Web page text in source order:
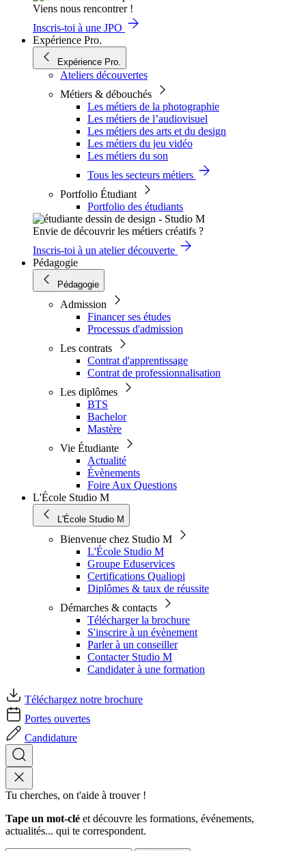
Viens nous rencontrer !
Inscris-toi à une JPO
Expérience Pro.
Expérience Pro.
Ateliers découvertes
Métiers & débouchés
Les métiers de la photographie
Les métiers de l’audiovisuel
Les métiers des arts et du design
Les métiers du jeu vidéo
Les métiers du son
Tous les secteurs métiers
Portfolio Étudiant
Portfolio des étudiants
Envie de découvrir les métiers créatifs ?
Inscris-toi à un atelier découverte
Pédagogie
Pédagogie
Admission
Financer ses études
Processus d'admission
Les contrats
Contrat d'apprentissage
Contrat de professionnalisation
Les diplômes
BTS
Bachelor
Mastère
Vie Étudiante
Actualité
Évènements
Foire Aux Questions
L'École Studio M
L'École Studio M
Bienvenue chez Studio M
L'École Studio M
Groupe Eduservices
Certifications Qualiopi
Diplômes & taux de réussite
Démarches & contacts
Télécharger la brochure
S'inscrire à un évènement
Parler à un conseiller
Contacter Studio M
Candidater à une formation
Téléchargez notre brochure
Portes ouvertes
Candidature
Tu cherches, on t'aide à trouver !
Tape un mot-clé et découvre les formations, événements,
actualités... qui te correspondent.